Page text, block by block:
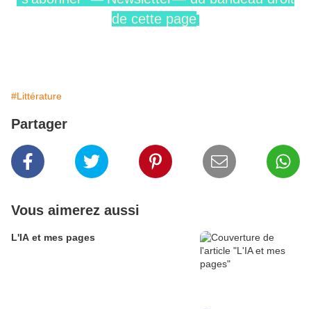
de cette page
#Littérature
Partager
Vous aimerez aussi
L'IA et mes pages